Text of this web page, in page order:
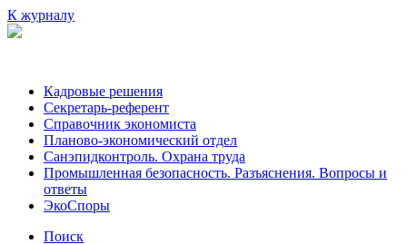
К журналу
Кадровые решения
Секретарь-референт
Справочник экономиста
Планово-экономический отдел
Санэпидконтроль. Охрана труда
Промышленная безопасность. Разъяснения. Вопросы и
ответы
ЭкоСпоры
Поиск